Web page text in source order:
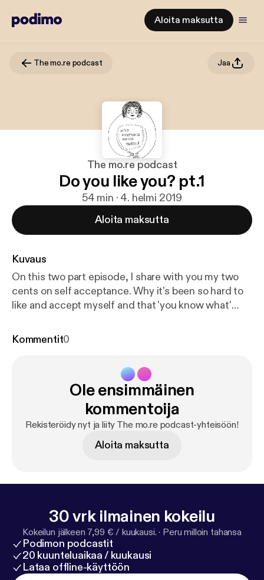
Aloita maksutta
The mo.re podcast Jaa
The mo.re podcast
Do you like you? pt.1
54 min · 4. helmi 2019
Aloita maksutta
Kuvaus
On this two part episode, I share with you my two
cents on self acceptance. Why it's been so hard to
like and accept myself and that 'you know what'
am and the world can follow suit. We also see what
have a guest on board and she will share her
perspective, on family, friends, faith and self
Kommentit0
Ole ensimmäinen
kommentoija
Rekisteröidy nyt ja liity The mo.re podcast-yhteisöön!
Aloita maksutta
30 vrk ilmainen kokeilu
Kokeilun jälkeen 7,99 € / kuukausi. · Peru milloin tahansa
Podimon podcastit
20 kuunteluaikaa / kuukausi
Lataa offline-käyttöön